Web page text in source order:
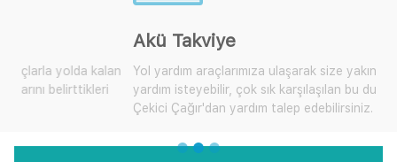
Yol yardım araçlarımıza ulaşarak size yakın olan mobil araçtan
yardım isteyebilir, çok sık karşılaşılan bu durum için artık
Çekici Çağır'dan yardım talep edebilirsiniz.